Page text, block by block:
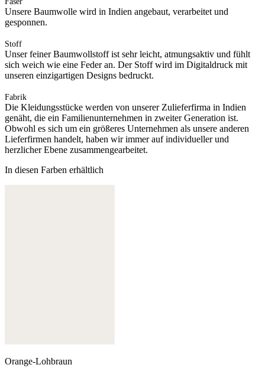
Unsere Baumwolle wird in Indien angebaut, verarbeitet und
gesponnen.
Stoff
Unser feiner Baumwollstoff ist sehr leicht, atmungsaktiv und fühlt
sich weich wie eine Feder an. Der Stoff wird im Digitaldruck mit
unseren einzigartigen Designs bedruckt.
Fabrik
Die Kleidungsstücke werden von unserer Zulieferfirma in Indien
genäht, die ein Familienunternehmen in zweiter Generation ist.
Obwohl es sich um ein größeres Unternehmen als unsere anderen
Lieferfirmen handelt, haben wir immer auf individueller und
herzlicher Ebene zusammengearbeitet.
In diesen Farben erhältlich
Orange-Lohbraun